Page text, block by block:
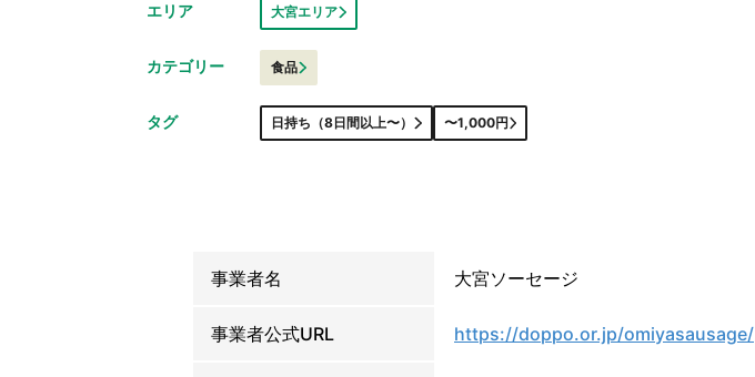
エリア 大宮エリア
カテゴリー 食品
タグ 日持ち（8日間以上〜） 〜1,000円
事業者名 大宮ソーセージ
事業者公式URL https://doppo.or.jp/omiyasausage/